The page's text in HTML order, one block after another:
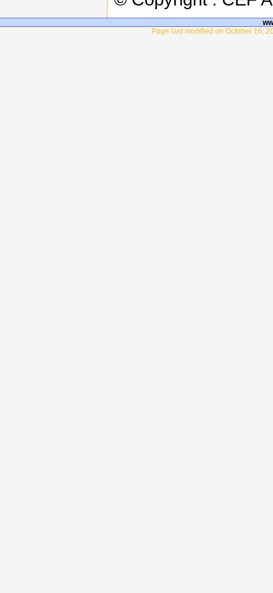
Page last modified on October 16,